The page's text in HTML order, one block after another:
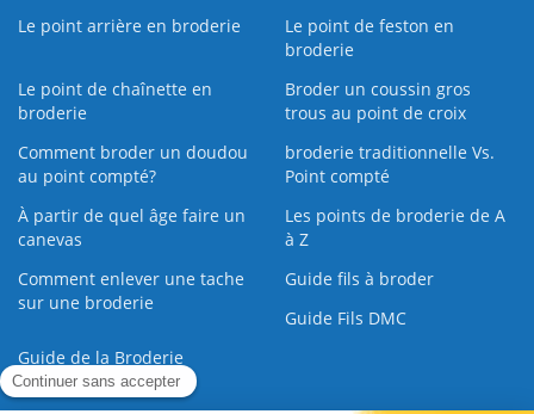
Le point arrière en broderie
Le point de feston en
broderie
Le point de chaînette en
broderie
Broder un coussin gros
trous au point de croix
Comment broder un doudou
au point compté?
broderie traditionnelle Vs.
Point compté
À partir de quel âge faire un
canevas
Les points de broderie de A
à Z
Comment enlever une tache
sur une broderie
Guide fils à broder
Guide Fils DMC
Guide de la Broderie